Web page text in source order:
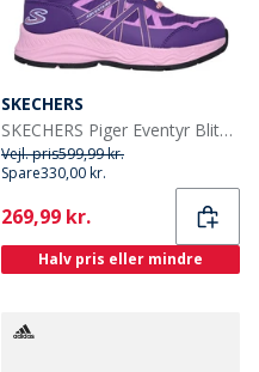
SKECHERS
SKECHERS Piger Eventyr Blitz Sjov Forfølgelse Vandtætte Sko Purple Light Blue
Vejl. pris599,99 kr.
Spare330,00 kr.
Current
269,99 kr.
Halv pris eller mindre